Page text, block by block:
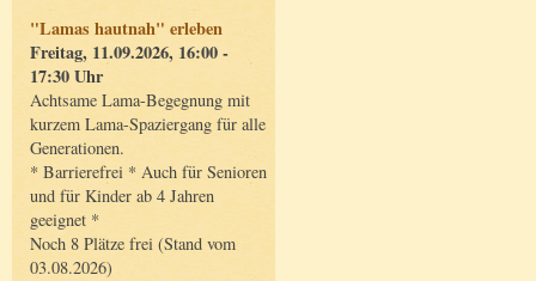
"Lamas hautnah" erleben
Freitag, 11.09.2026, 16:00 -
17:30 Uhr
Achtsame Lama-Begegnung mit
kurzem Lama-Spaziergang für alle
Generationen.
* Barrierefrei * Auch für Senioren
und für Kinder ab 4 Jahren
geeignet *
Noch 8 Plätze frei (Stand vom
03.08.2026)